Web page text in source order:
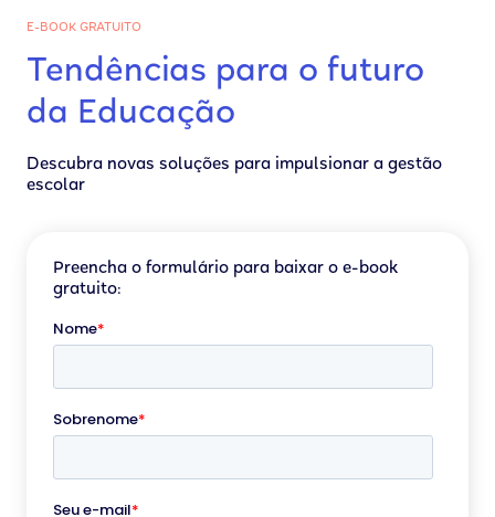
E-BOOK GRATUITO
Tendências para o futuro
da Educação
Descubra novas soluções para impulsionar a gestão
escolar
Preencha o formulário para baixar o e-book
gratuito: